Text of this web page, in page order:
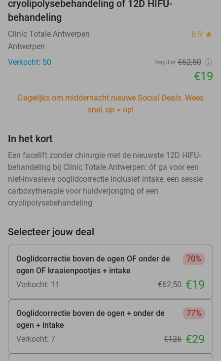
cryolipolysebehandeling of 12D HIFU-
behandeling
Clinic Totale Antwerpen 8.9 star
Antwerpen
Verkocht: 50
Regulier €62,50
€19
Dagelijks om middernacht nieuwe Social Deals. Wees
snel, op = op!
In het kort
Een facelift zonder chirurgie met de nieuwste 12D HIFU-
behandeling bij Clinic Totale Antwerpen: óf ga voor een
niet-invasieve ooglidcorrectie inclusief intake, een sessie
carboxytherapie voor huidverjonging of een
cryolipolysebehandeling
Selecteer jouw deal
Ooglidcorrectie boven de ogen OF onder de
ogen OF kraaienpootjes + intake
70%
Verkocht: 11 €62,50 €19
Ooglidcorrectie boven de ogen + onder de
ogen + intake
77%
Verkocht: 7 €125 €29